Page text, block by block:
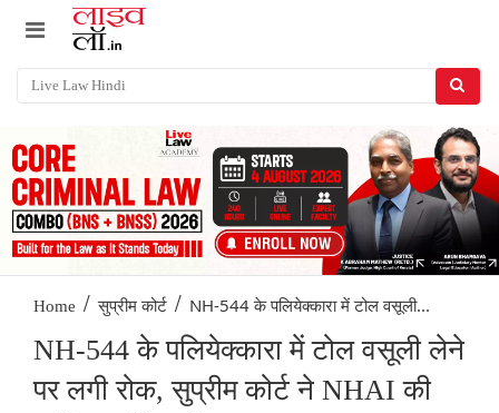
Home / सुप्रीम कोर्ट / NH-544 के पलियेक्कारा में टोल वसूली...
NH-544 के पलियेक्कारा में टोल वसूली लेने
पर लगी रोक, सुप्रीम कोर्ट ने NHAI की